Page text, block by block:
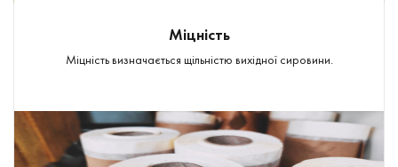
Міцність
Міцність визначається щільністю вихідної сировини.